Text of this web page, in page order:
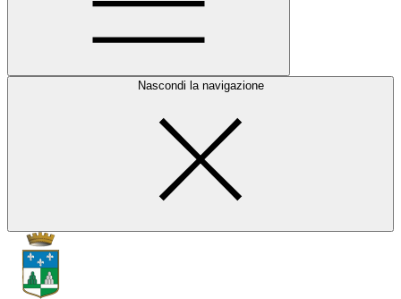
Nascondi la navigazione